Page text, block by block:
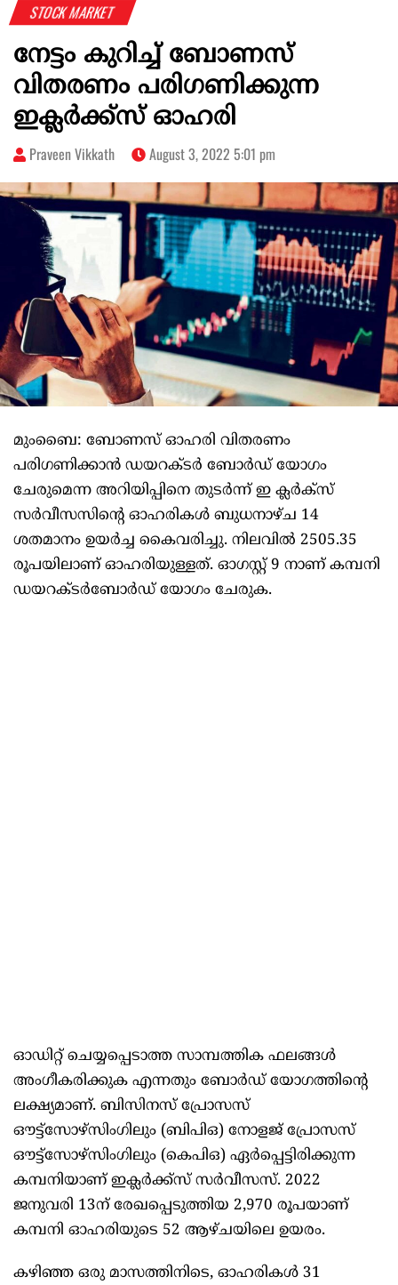
STOCK MARKET
നേട്ടം കുറിച്ച് ബോണസ്
വിതരണം പരിഗണിക്കുന്ന
ഇക്ലര്‍ക്ക്‌സ് ഓഹരി
Praveen Vikkath August 3, 2022 5:01 pm
മുംബൈ: ബോണസ് ഓഹരി വിതരണം
പരിഗണിക്കാന്‍ ഡയറക്ടര്‍ ബോര്‍ഡ് യോഗം
ചേരുമെന്ന അറിയിപ്പിനെ തുടര്‍ന്ന് ഇ ക്ലര്‍ക്‌സ്
സര്‍വീസസിന്റെ ഓഹരികള്‍ ബുധനാഴ്ച 14
ശതമാനം ഉയര്‍ച്ച കൈവരിച്ചു. നിലവില്‍ 2505.35
രൂപയിലാണ് ഓഹരിയുള്ളത്. ഓഗസ്റ്റ് 9 നാണ് കമ്പനി
ഡയറക്ടര്‍ബോര്‍ഡ് യോഗം ചേരുക.
ഓഡിറ്റ് ചെയ്യപ്പെടാത്ത സാമ്പത്തിക ഫലങ്ങള്‍
അംഗീകരിക്കുക എന്നതും ബോര്‍ഡ് യോഗത്തിന്റെ
ലക്ഷ്യമാണ്. ബിസിനസ് പ്രോസസ്
ഔട്ട്‌സോഴ്‌സിംഗിലും (ബിപിഒ) നോളജ് പ്രോസസ്
ഔട്ട്‌സോഴ്‌സിംഗിലും (കെപിഒ) ഏര്‍പ്പെട്ടിരിക്കുന്ന
കമ്പനിയാണ് ഇക്ലര്‍ക്ക്‌സ് സര്‍വീസസ്. 2022
ജനുവരി 13ന് രേഖപ്പെടുത്തിയ 2,970 രൂപയാണ്
കമ്പനി ഓഹരിയുടെ 52 ആഴ്ചയിലെ ഉയരം.
കഴിഞ്ഞ ഒരു മാസത്തിനിടെ, ഓഹരികള്‍ 31